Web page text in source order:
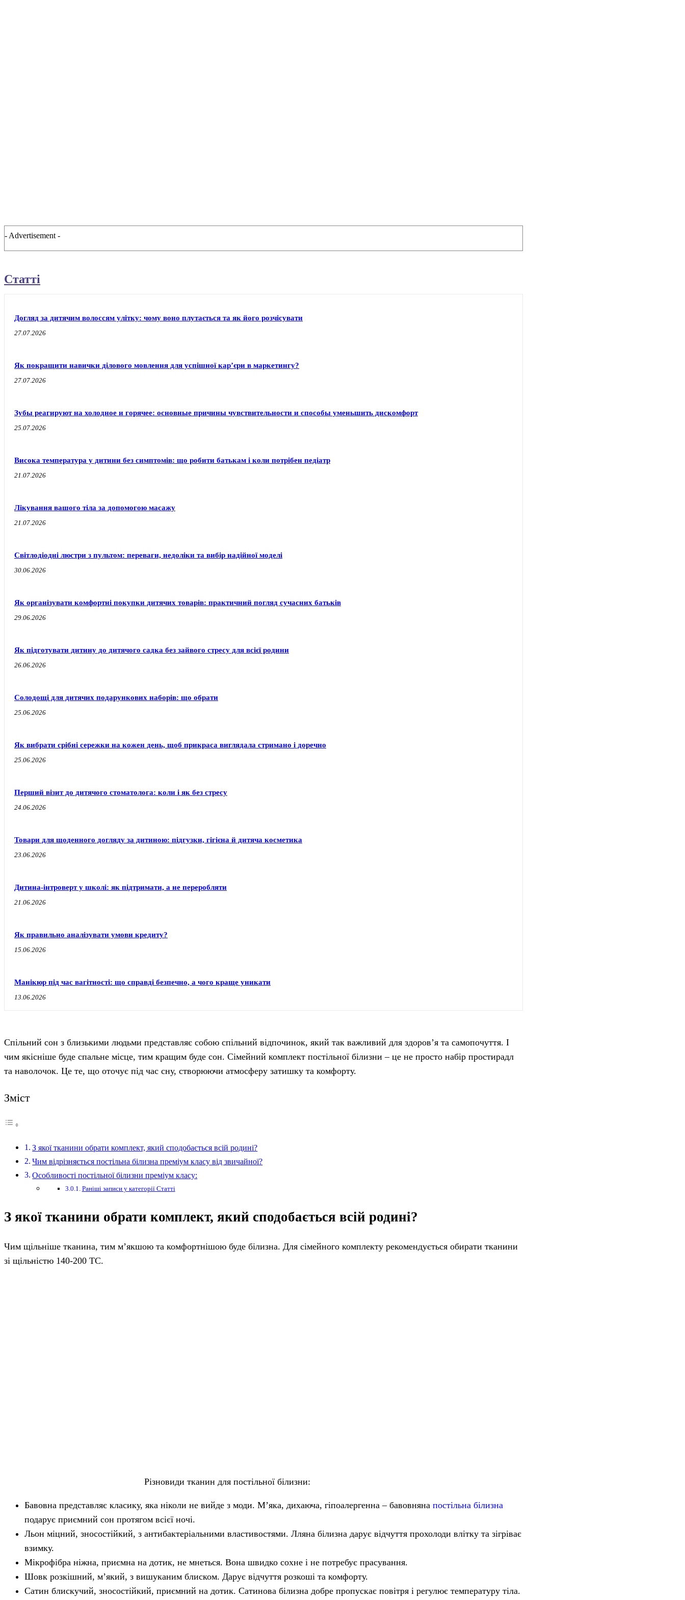
- Advertisement -
Статті
Догляд за дитячим волоссям улітку: чому воно плутається та як його розчісувати
27.07.2026
Як покращити навички ділового мовлення для успішної кар’єри в маркетингу?
27.07.2026
Зубы реагируют на холодное и горячее: основные причины чувствительности и способы уменьшить дискомфорт
25.07.2026
Висока температура у дитини без симптомів: що робити батькам і коли потрібен педіатр
21.07.2026
Лікування вашого тіла за допомогою масажу
21.07.2026
Світлодіодні люстри з пультом: переваги, недоліки та вибір надійної моделі
30.06.2026
Як організувати комфортні покупки дитячих товарів: практичний погляд сучасних батьків
29.06.2026
Як підготувати дитину до дитячого садка без зайвого стресу для всієї родини
26.06.2026
Солодощі для дитячих подарункових наборів: що обрати
25.06.2026
Як вибрати срібні сережки на кожен день, щоб прикраса виглядала стримано і доречно
25.06.2026
Перший візит до дитячого стоматолога: коли і як без стресу
24.06.2026
Товари для щоденного догляду за дитиною: підгузки, гігієна й дитяча косметика
23.06.2026
Дитина-інтроверт у школі: як підтримати, а не переробляти
21.06.2026
Як правильно аналізувати умови кредиту?
15.06.2026
Манікюр під час вагітності: що справді безпечно, а чого краще уникати
13.06.2026
Спільний сон з близькими людьми представляє собою спільний відпочинок, який так важливий для здоров’я та самопочуття. І
чим якісніше буде спальне місце, тим кращим буде сон. Сімейний комплект постільної білизни – це не просто набір простирадл
та наволочок. Це те, що оточує під час сну, створюючи атмосферу затишку та комфорту.
Зміст
З якої тканини обрати комплект, який сподобається всій родині?
Чим відрізняється постільна білизна преміум класу від звичайної?
Особливості постільної білизни преміум класу:
Раніші записи у категорії Статті
З якої тканини обрати комплект, який сподобається всій родині?
Чим щільніше тканина, тим м’якшою та комфортнішою буде білизна. Для сімейного комплекту рекомендується обирати тканини
зі щільністю 140-200 ТС.
Різновиди тканин для постільної білизни:
Бавовна представляє класику, яка ніколи не вийде з моди. М’яка, дихаюча, гіпоалергенна – бавовняна постільна білизна
подарує приємний сон протягом всієї ночі.
Льон міцний, зносостійкий, з антибактеріальними властивостями. Лляна білизна дарує відчуття прохолоди влітку та зігріває
взимку.
Мікрофібра ніжна, приємна на дотик, не мнеться. Вона швидко сохне і не потребує прасування.
Шовк розкішний, м’який, з вишуканим блиском. Дарує відчуття розкоші та комфорту.
Сатин блискучий, зносостійкий, приємний на дотик. Сатинова білизна добре пропускає повітря і регулює температуру тіла.